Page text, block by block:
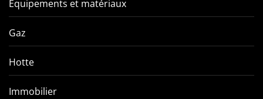
Équipements et matériaux
Gaz
Hotte
Immobilier